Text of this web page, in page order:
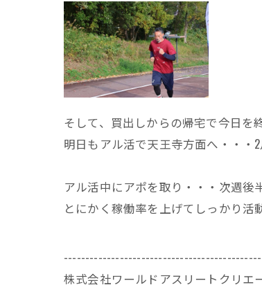
そして、買出しからの帰宅で今日を
明日もアル活で天王寺方面へ・・・
アル活中にアポを取り・・・次週後
とにかく稼働率を上げてしっかり活
株式会社ワールドアスリートクリエ